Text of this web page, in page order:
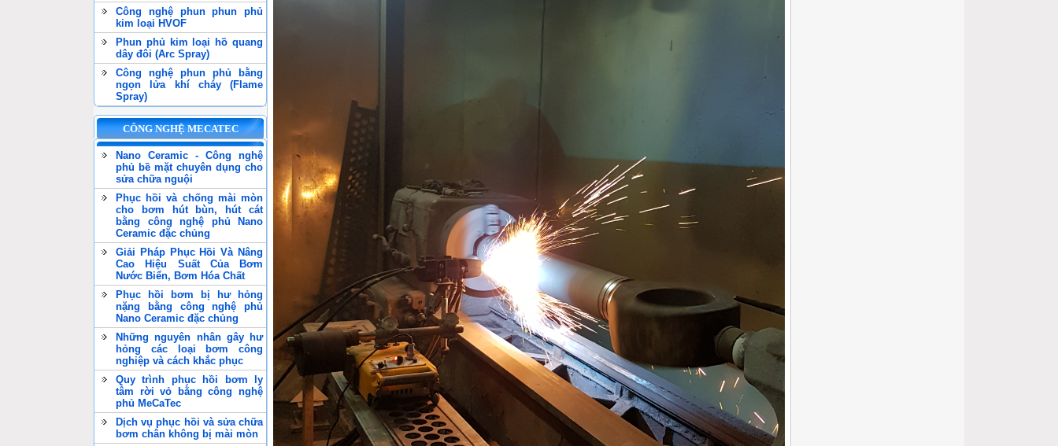
Công nghệ phun phun phủ
kim loại HVOF
Phun phủ kim loại hồ quang
dây đôi (Arc Spray)
Công nghệ phun phủ bằng
ngọn lửa khí cháy (Flame
Spray)
CÔNG NGHỆ MECATEC
Nano Ceramic - Công nghệ
phủ bề mặt chuyên dụng cho
sửa chữa nguội
Phục hồi và chống mài mòn
cho bơm hút bùn, hút cát
bằng công nghệ phủ Nano
Ceramic đặc chủng
Giải Pháp Phục Hồi Và Nâng
Cao Hiệu Suất Của Bơm
Nước Biển, Bơm Hóa Chất
Phục hồi bơm bị hư hỏng
nặng bằng công nghệ phủ
Nano Ceramic đặc chủng
Những nguyên nhân gây hư
hỏng các loại bơm công
nghiệp và cách khắc phục
Quy trình phục hồi bơm ly
tâm rời vỏ bằng công nghệ
phủ MeCaTec
Dịch vụ phục hồi và sửa chữa
bơm chân không bị mài mòn